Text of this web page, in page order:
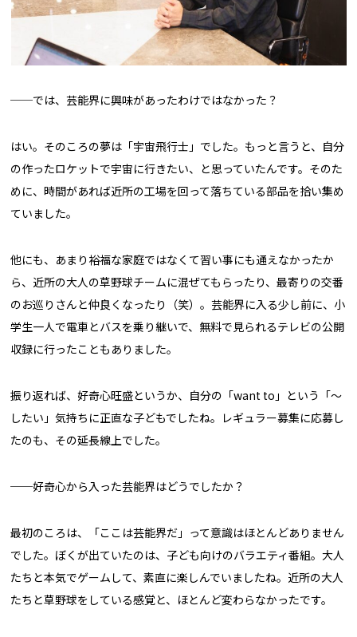
──では、芸能界に興味があったわけではなかった？
はい。そのころの夢は「宇宙飛行士」でした。もっと言うと、自分
の作ったロケットで宇宙に行きたい、と思っていたんです。そのた
めに、時間があれば近所の工場を回って落ちている部品を拾い集め
ていました。
他にも、あまり裕福な家庭ではなくて習い事にも通えなかったか
ら、近所の大人の草野球チームに混ぜてもらったり、最寄りの交番
のお巡りさんと仲良くなったり（笑）。芸能界に入る少し前に、小
学生一人で電車とバスを乗り継いで、無料で見られるテレビの公開
収録に行ったこともありました。
振り返れば、好奇心旺盛というか、自分の「want to」という「〜
したい」気持ちに正直な子どもでしたね。レギュラー募集に応募し
たのも、その延長線上でした。
──好奇心から入った芸能界はどうでしたか？
最初のころは、「ここは芸能界だ」って意識はほとんどありません
でした。ぼくが出ていたのは、子ども向けのバラエティ番組。大人
たちと本気でゲームして、素直に楽しんでいましたね。近所の大人
たちと草野球をしている感覚と、ほとんど変わらなかったです。